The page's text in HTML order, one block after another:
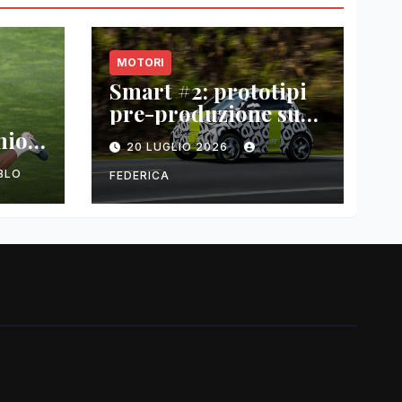
MOTORI
Smart #2: prototipi
pre-produzione su
strada prima del
paris motor show
2026
20 LUGLIO 2026
FEDERICA